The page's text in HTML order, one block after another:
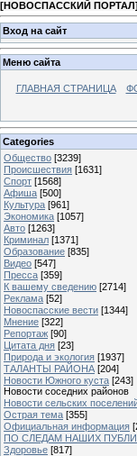
[НОВОСПАССКИЙ ПОРТАЛ]
Вход на сайт
Меню сайта
ГЛАВНАЯ СТРАНИЦА
Categories
Общество [3239]
Происшествия [1631]
Спорт [1568]
Афиша [500]
Культура [961]
Экономика [1057]
Авто [1263]
Криминал [1371]
Образование [835]
Видео [547]
Пресса [359]
К вашему сведению [2714]
Реклама [52]
Новоспасские вести [1344]
Мнение [322]
Репортаж [90]
Цитата дня [23]
Природа и экология [1937]
ТАЛАНТЫ РАЙОНА [204]
Новости Южного куста [243]
Новости соседних районов
Новости сельских
Острая тема [355]
Официальная информация
ПО СЛЕДАМ НАШИХ
Здоровье [817]